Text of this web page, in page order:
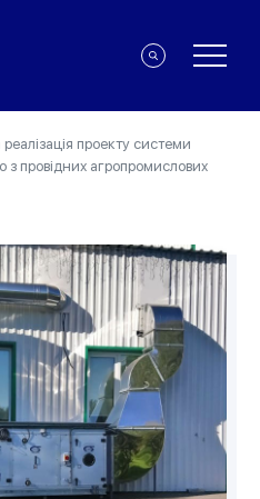
реалізація проекту системи
з провідних агропромислових